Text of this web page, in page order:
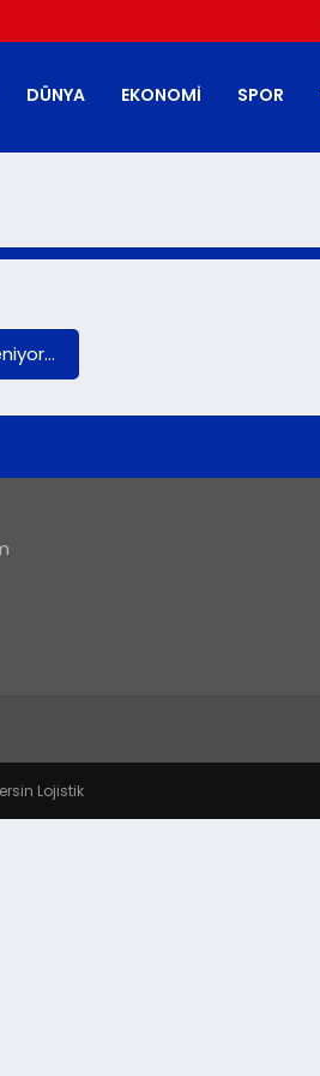
DÜNYA EKONOMI SPOR
Lojistik